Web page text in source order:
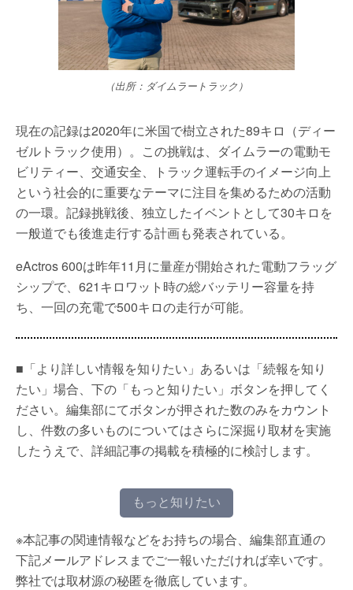
（出所：ダイムラートラック）
現在の記録は2020年に米国で樹立された89キロ（ディー
ゼルトラック使用）。この挑戦は、ダイムラーの電動モ
ビリティー、交通安全、トラック運転手のイメージ向上
という社会的に重要なテーマに注目を集めるための活動
の一環。記録挑戦後、独立したイベントとして30キロを
一般道でも後進走行する計画も発表されている。
eActros 600は昨年11月に量産が開始された電動フラッグ
シップで、621キロワット時の総バッテリー容量を持
ち、一回の充電で500キロの走行が可能。
■「より詳しい情報を知りたい」あるいは「続報を知り
たい」場合、下の「もっと知りたい」ボタンを押してく
ださい。編集部にてボタンが押された数のみをカウント
し、件数の多いものについてはさらに深掘り取材を実施
したうえで、詳細記事の掲載を積極的に検討します。
もっと知りたい
※本記事の関連情報などをお持ちの場合、編集部直通の
下記メールアドレスまでご一報いただければ幸いです。
弊社では取材源の秘匿を徹底しています。